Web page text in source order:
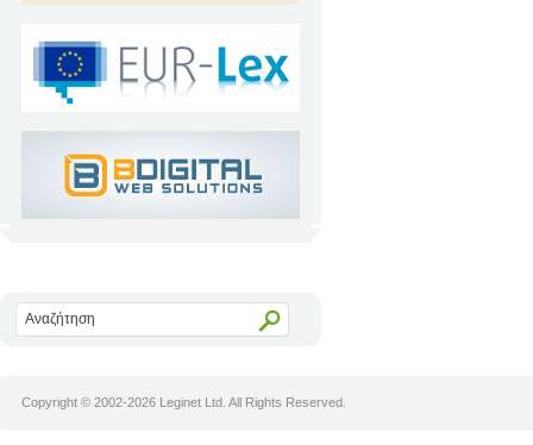
Copyright © 2002-2026 Leginet Ltd. All Rights Reserved.